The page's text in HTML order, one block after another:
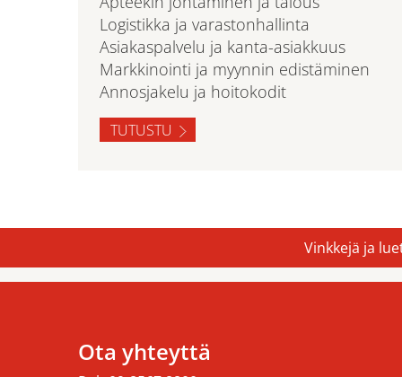
Logistikka ja varastonhallinta
Asiakaspalvelu ja kanta-asiakkuus
Markkinointi ja myynnin edistäminen
Annosjakelu ja hoitokodit
TUTUSTU
Vinkkejä ja
Ota yhteyttä